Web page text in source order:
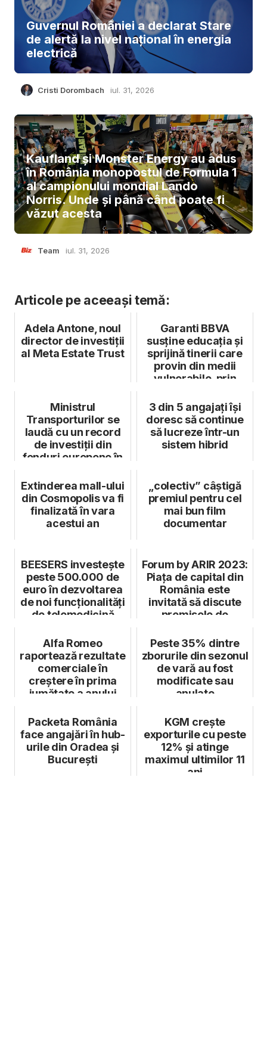
Guvernul României a declarat Stare
de alertă la nivel național în energia
electrică
Cristi Dorombach iul. 31, 2026
Kaufland și Monster Energy au adus
în România monopostul de Formula 1
al campionului mondial Lando
Norris. Unde și până când poate fi
văzut acesta
Team iul. 31, 2026
Articole pe aceeași temă:
Adela Antone, noul
director de investiții
al Meta Estate Trust
Garanti BBVA
susține educația și
sprijină tinerii care
provin din medii
vulnerabile, prin
Ministrul
Transporturilor se
laudă cu un record
de investiții din
fonduri europene în
3 din 5 angajați își
doresc să continue
să lucreze într-un
sistem hibrid
Extinderea mall-ului
din Cosmopolis va fi
finalizată în vara
acestui an
„colectiv” câștigă
premiul pentru cel
mai bun film
documentar
BEESERS investește
peste 500.000 de
euro în dezvoltarea
de noi funcționalități
de telemedicină
Forum by ARIR 2023:
Piața de capital din
România este
invitată să discute
premisele de
Alfa Romeo
raportează rezultate
comerciale în
creștere în prima
jumătate a anului
Peste 35% dintre
zborurile din sezonul
de vară au fost
modificate sau
anulate
Packeta România
face angajări în hub-
urile din Oradea și
București
KGM crește
exporturile cu peste
12% și atinge
maximul ultimilor 11
ani